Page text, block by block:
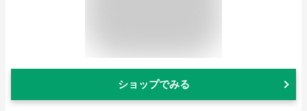
ショップでみる